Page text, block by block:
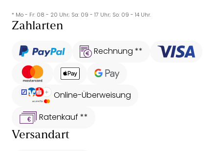
* Mo - Fr: 08 - 20 Uhr; Sa: 09 - 17 Uhr; So: 09 - 14 Uhr.
Zahlarten
Rechnung **
Online-Überweisung
Ratenkauf **
Versandart